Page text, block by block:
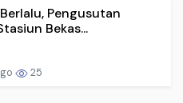
Pengusutan
Bekas...
25